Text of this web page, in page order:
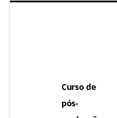
Curso de
pós-